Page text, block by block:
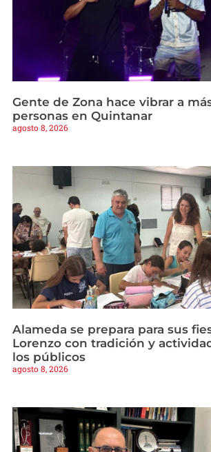
Gente de Zona hace vibrar a
personas en Quintanar
agosto 8, 2026
Alameda se prepara para sus
Lorenzo con tradición y
los públicos
agosto 8, 2026